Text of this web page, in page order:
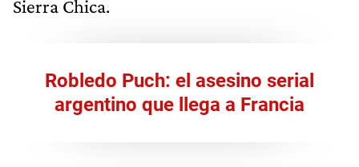
Sierra Chica.
Robledo Puch: el asesino serial
argentino que llega a Francia